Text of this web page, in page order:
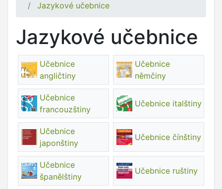
Jazykové učebnice
Jazykové učebnice
Učebnice
angličtiny
Učebnice
němčiny
Učebnice
francouzštiny
Učebnice italštiny
Učebnice
japonštiny
Učebnice čínštiny
Učebnice
španělštiny
Učebnice ruštiny